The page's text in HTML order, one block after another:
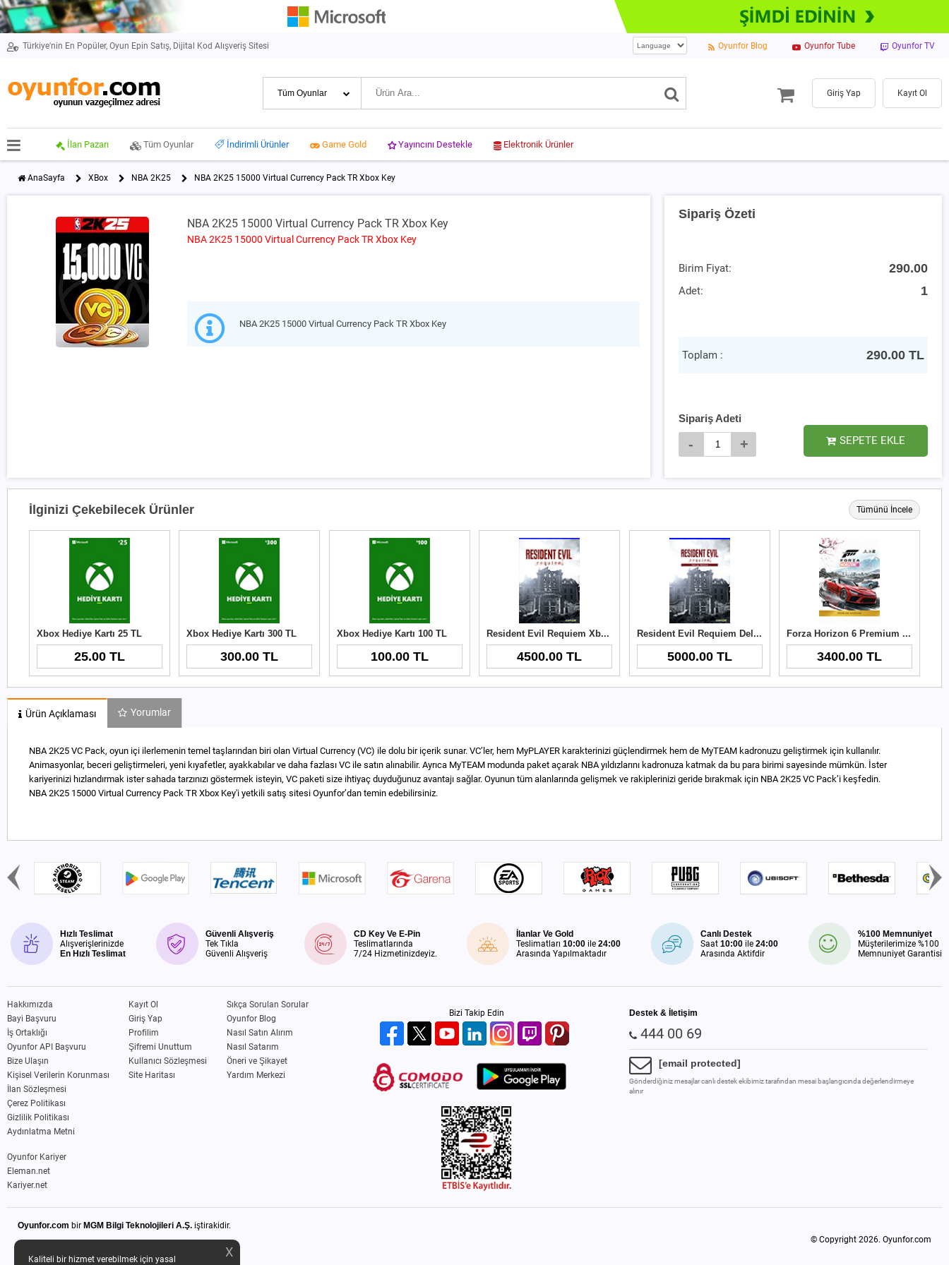
X
Kaliteli bir hizmet verebilmek için yasal
Türkiye'nin En Popüler, Oyun Epin Satış, Dijital Kod Alışveriş Sitesi Oyunfor Blog Oyunfor Tube Oyunfor TV
Giriş Yap Kayıt Ol
İlan Pazarı Tüm Oyunlar İndirimli Ürünler Game Gold Yayıncını Destekle Elektronik Ürünler
AnaSayfa XBox NBA 2K25 NBA 2K25 15000 Virtual Currency Pack TR Xbox Key
NBA 2K25 15000 Virtual Currency Pack TR Xbox Key
NBA 2K25 15000 Virtual Currency Pack TR Xbox Key
NBA 2K25 15000 Virtual Currency Pack TR Xbox Key
Sipariş Özeti
Birim Fiyat: 290.00
Adet: 1
Toplam : 290.00 TL
Sipariş Adeti
- + SEPETE EKLE
İlginizi Çekebilecek Ürünler Tümünü İncele
Xbox Hediye Kartı 25 TL
25.00 TL
Xbox Hediye Kartı 300 TL
300.00 TL
Xbox Hediye Kartı 100 TL
100.00 TL
Resident Evil Requiem Xbox Key
4500.00 TL
Resident Evil Requiem Deluxe Edition Xbox Key
5000.00 TL
Forza Horizon 6 Premium Upgrade Xbox Key
3400.00 TL
Ürün Açıklaması Yorumlar
NBA 2K25 VC Pack, oyun içi ilerlemenin temel taşlarından biri olan Virtual Currency (VC) ile dolu bir içerik sunar. VC’ler, hem MyPLAYER karakterinizi güçlendirmek hem de MyTEAM kadronuzu geliştirmek için kullanılır.
Animasyonlar, beceri geliştirmeleri, yeni kıyafetler, ayakkabılar ve daha fazlası VC ile satın alınabilir. Ayrıca MyTEAM modunda paket açarak NBA yıldızlarını kadronuza katmak da bu para birimi sayesinde mümkün. İster
kariyerinizi hızlandırmak ister sahada tarzınızı göstermek isteyin, VC paketi size ihtiyaç duyduğunuz avantajı sağlar. Oyunun tüm alanlarında gelişmek ve rakiplerinizi geride bırakmak için NBA 2K25 VC Pack’i keşfedin.
NBA 2K25 15000 Virtual Currency Pack TR Xbox Key'i yetkili satış sitesi Oyunfor’dan temin edebilirsiniz.
Hızlı Teslimat
Alışverişlerinizde
En Hızlı Teslimat
Güvenli Alışveriş
Tek Tıkla
Güvenli Alışveriş
CD Key Ve E-Pin
Teslimatlarında
7/24 Hizmetinizdeyiz.
İlanlar Ve Gold
Teslimatları10:00 ile24:00
Arasında Yapılmaktadır
Canlı Destek
Saat10:00 ile24:00
Arasında Aktifdir
%100 Memnuniyet
Müşterilerimize %100
Memnuniyet Garantisi
Hakkımızda
Bayi Başvuru
İş Ortaklığı
Oyunfor API Başvuru
Bize Ulaşın
Kişisel Verilerin Korunması
İlan Sözleşmesi
Çerez Politikası
Gizlilik Politikası
Aydınlatma Metni
Kayıt Ol
Giriş Yap
Profilim
Şifremi Unuttum
Kullanıcı Sözleşmesi
Site Haritası
Sıkça Sorulan Sorular
Oyunfor Blog
Nasıl Satın Alırım
Nasıl Satarım
Öneri ve Şikayet
Yardım Merkezi
Oyunfor Kariyer
Eleman.net
Kariyer.net
Bizi Takip Edin Destek & İletişim
444 00 69
[email protected]
Gönderdiğiniz mesajlar canlı destek ekibimiz tarafından mesai başlangıcında değerlendirmeye
alınır
Oyunfor.com bir MGM Bilgi Teknolojileri A.Ş. iştirakidir.
© Copyright 2026. Oyunfor.com